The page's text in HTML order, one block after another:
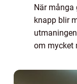
När många
knapp blir
om mycket
omtanke